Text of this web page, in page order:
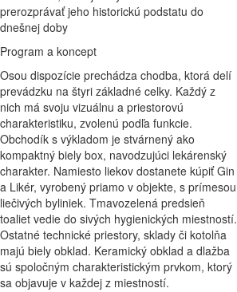
prerozprávať jeho historickú podstatu do
dnešnej doby
Program a koncept
Osou dispozície prechádza chodba, ktorá delí
prevádzku na štyri základné celky. Každý z
nich má svoju vizuálnu a priestorovú
charakteristiku, zvolenú podľa funkcie.
Obchodík s výkladom je stvárnený ako
kompaktný biely box, navodzujúci lekárenský
charakter. Namiesto liekov dostanete kúpiť Gin
a Likér, vyrobený priamo v objekte, s prímesou
liečivých byliniek. Tmavozelená predsieň
toaliet vedie do sivých hygienických miestností.
Ostatné technické priestory, sklady či kotolňa
majú biely obklad. Keramický obklad a dlažba
sú spoločným charakteristickým prvkom, ktorý
sa objavuje v každej z miestností.